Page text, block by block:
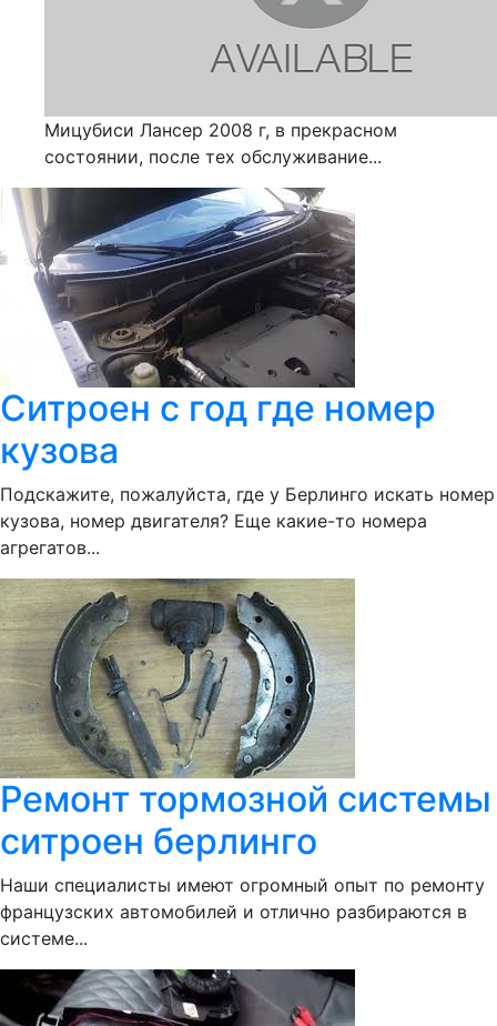
Мицубиси Лансер 2008 г, в прекрасном
состоянии, после тех обслуживание...
Ситроен с год где номер
кузова
Подскажите, пожалуйста, где у Берлинго искать номер
кузова, номер двигателя? Еще какие-то номера
агрегатов...
Ремонт тормозной системы
ситроен берлинго
Наши специалисты имеют огромный опыт по ремонту
французских автомобилей и отлично разбираются в
системе...